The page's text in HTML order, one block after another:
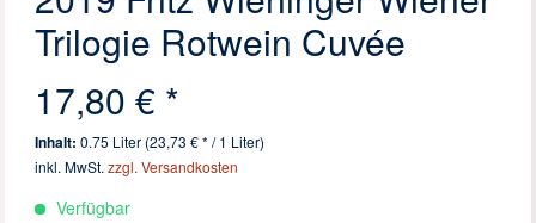
Trilogie Rotwein Cuvée
17,80 € *
Inhalt:0.75 Liter (23,73 € * / 1 Liter)
inkl. MwSt.zzgl. Versandkosten
Verfügbar